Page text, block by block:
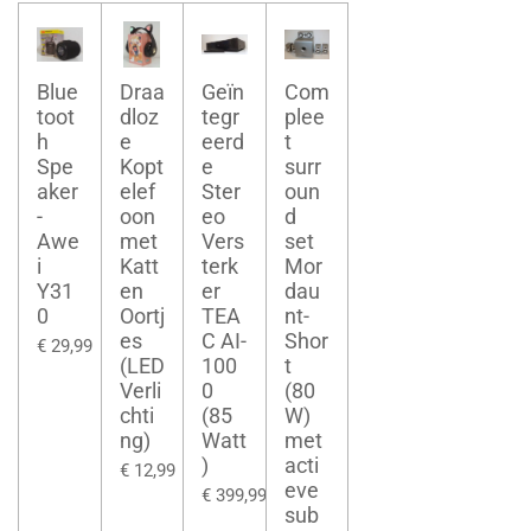
Blue
toot
h
Spe
aker
-
Awe
i
Y31
0
€ 29,99
Draa
dloz
e
Kopt
elef
oon
met
Katt
en
Oortj
es
(LED
Verli
chti
ng)
€ 12,99
Geïn
tegr
eerd
e
Ster
eo
Vers
terk
er
TEA
C AI-
100
0
(85
Watt
)
€ 399,99
Com
plee
t
surr
oun
d
set
Mor
dau
nt-
Shor
t
(80
W)
met
acti
eve
sub